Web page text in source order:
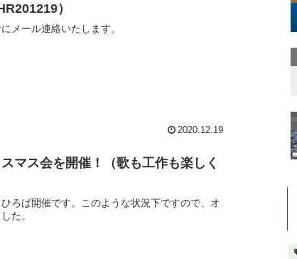
）
メール連絡いたします。
2020.12.19
マス会を開催！（歌も工作も楽しく
ろば開催です。このような状況下ですので、オ
た。